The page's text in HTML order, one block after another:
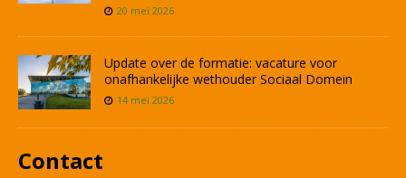
20 mei 2026
Update over de formatie: vacature voor
onafhankelijke wethouder Sociaal Domein
14 mei 2026
Contact